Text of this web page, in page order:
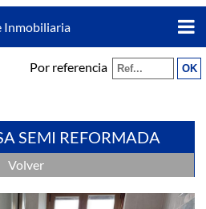
Inmobiliaria
Por referencia
SEMI REFORMADA
Volver